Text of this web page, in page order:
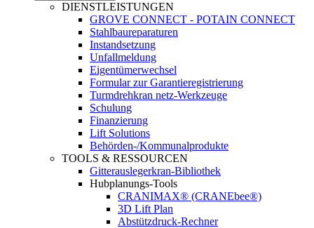
DIENSTLEISTUNGEN
GROVE CONNECT - POTAIN CONNECT
Stahlbaureparaturen
Instandsetzung
Unfallmeldung
Eigentümerwechsel
Formular zur Garantieregistrierung
Turmdrehkran netz-Werkzeuge
Schulung
Finanzierung
Lift Solutions
Behörden-/Kommunalprodukte
TOOLS & RESSOURCEN
Gitterauslegerkran-Bibliothek
Hubplanungs-Tools
CRANIMAX® (CRANEbee®)
3D Lift Plan
Abstützdruck-Rechner